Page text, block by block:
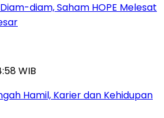
diam, Saham HOPE Melesat
WIB
Hamil, Karier dan Kehidupan